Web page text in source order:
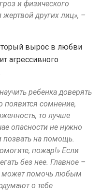
и физического
жертвой других лиц», –
вырос в любви
агрессивного
ребенка доверять
появится сомнение,
то лучше
опасности не нужно
позвать на помощь.
пожар!» Если
без нее. Главное –
может помочь любым
о тебе